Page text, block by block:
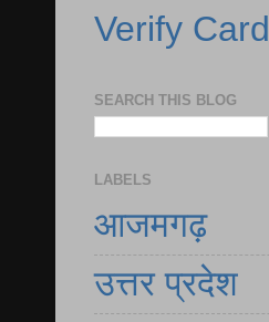
Verify Card
SEARCH THIS BLOG
LABELS
आजमगढ़
उत्तर प्रदेश